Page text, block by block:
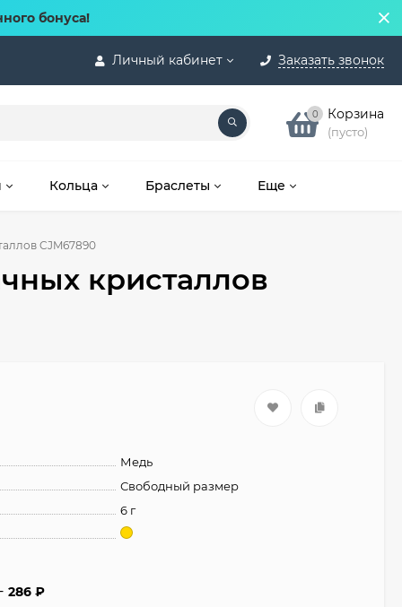
бонуса!
Личный кабинет Заказать звонок
0 Корзина
(пусто)
Кольца Браслеты Еще
CJM67890
кристаллов
Медь
Свободный размер
6 г
286₽